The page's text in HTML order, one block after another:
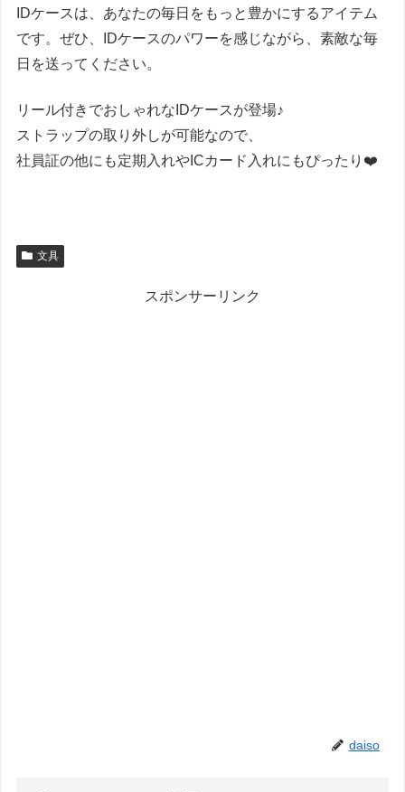
IDケースは、あなたの毎日をもっと豊かにするアイテム
です。ぜひ、IDケースのパワーを感じながら、素敵な毎
日を送ってください。
リール付きでおしゃれなIDケースが登場♪
ストラップの取り外しが可能なので、
社員証の他にも定期入れやICカード入れにもぴったり❤️
文具
スポンサーリンク
daiso